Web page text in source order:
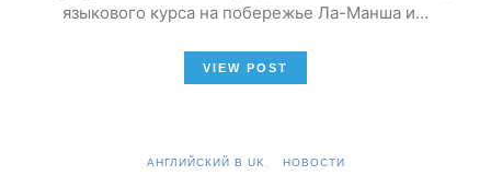
языкового курса на побережье Ла-Манша и…
VIEW POST
АНГЛИЙСКИЙ В UK НОВОСТИ